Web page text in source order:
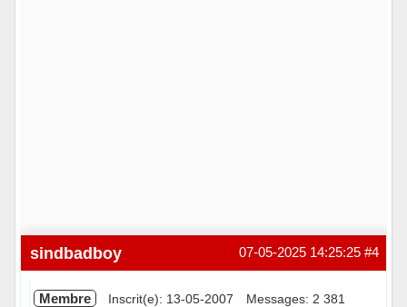
#4
07-05-2025 14:25:25
sindbadboy
Membre Inscrit(e): 13-05-2007 Messages: 2 381